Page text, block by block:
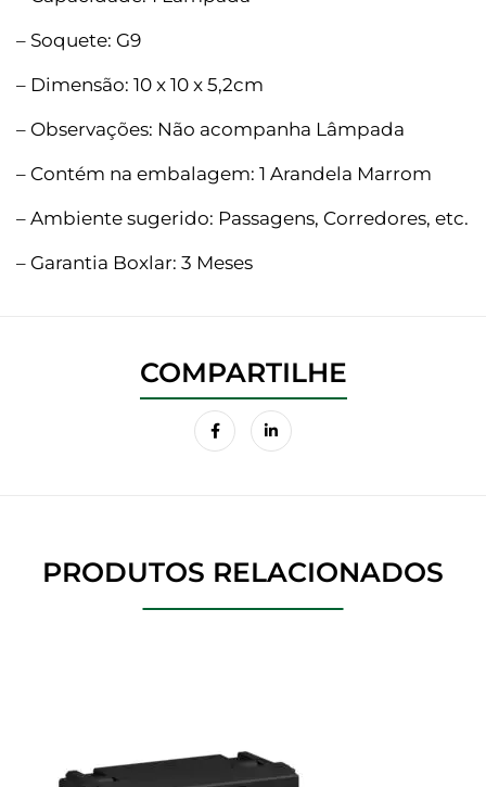
– Soquete: G9
– Dimensão: 10 x 10 x 5,2cm
– Observações: Não acompanha Lâmpada
– Contém na embalagem: 1 Arandela Marrom
– Ambiente sugerido: Passagens, Corredores, etc.
– Garantia Boxlar: 3 Meses
PRODUTOS RELACIONADOS